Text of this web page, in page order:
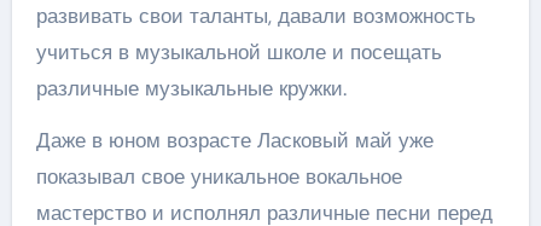
развивать свои таланты, давали возможность
учиться в музыкальной школе и посещать
различные музыкальные кружки.
Даже в юном возрасте Ласковый май уже
показывал свое уникальное вокальное
мастерство и исполнял различные песни перед